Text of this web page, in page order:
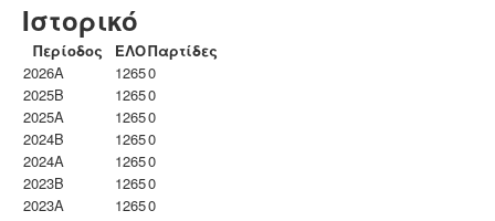
Ιστορικό
Περίοδος ΕΛΟΠαρτίδες
2026A
12650
2025B
12650
2025A
12650
2024B
12650
2024A
12650
2023B
12650
2023Α
12650